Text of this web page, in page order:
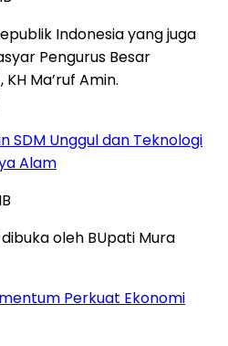
SDM Unggul dan Teknologi
Alam
Perkuat Ekonomi